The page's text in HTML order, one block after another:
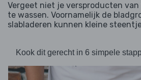
Vergeet niet je versproducten
te wassen. Voornamelijk de
slabladeren kunnen kleine
Kook dit gerecht in 6 simpele